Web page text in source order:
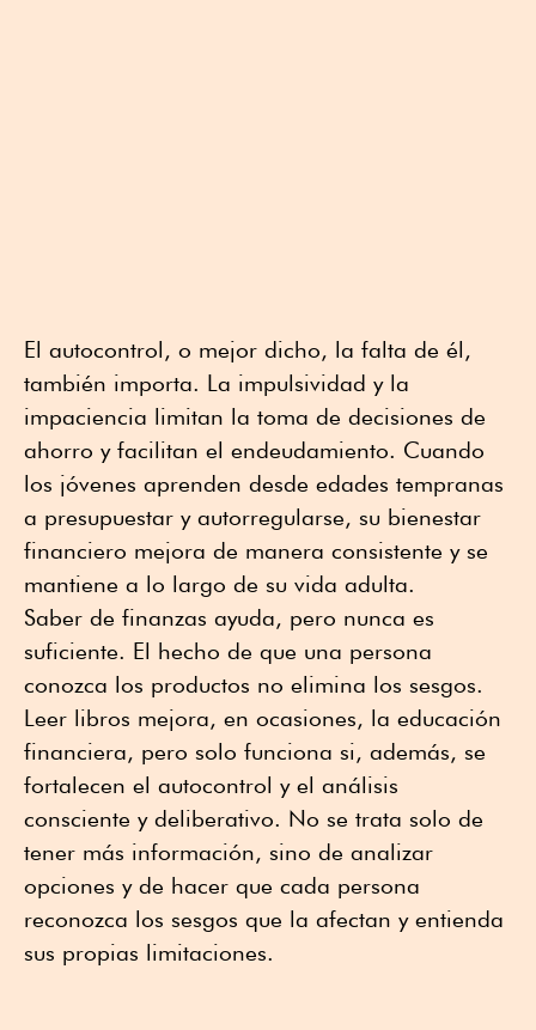
El autocontrol, o mejor dicho, la falta de él,
también importa. La impulsividad y la
impaciencia limitan la toma de decisiones de
ahorro y facilitan el endeudamiento. Cuando
los jóvenes aprenden desde edades tempranas
a presupuestar y autorregularse, su bienestar
financiero mejora de manera consistente y se
mantiene a lo largo de su vida adulta.
Saber de finanzas ayuda, pero nunca es
suficiente. El hecho de que una persona
conozca los productos no elimina los sesgos.
Leer libros mejora, en ocasiones, la educación
financiera, pero solo funciona si, además, se
fortalecen el autocontrol y el análisis
consciente y deliberativo. No se trata solo de
tener más información, sino de analizar
opciones y de hacer que cada persona
reconozca los sesgos que la afectan y entienda
sus propias limitaciones.